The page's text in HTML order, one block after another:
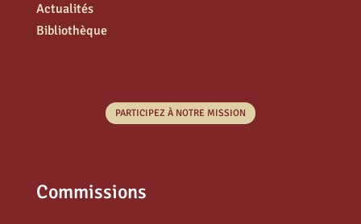
Actualités
Bibliothèque
PARTICIPEZ À NOTRE MISSION
Commissions